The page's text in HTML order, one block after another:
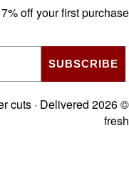
7% off your first
cuts · Delivered